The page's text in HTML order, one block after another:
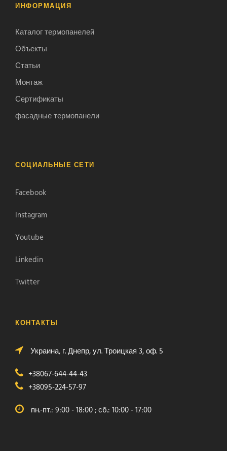
ИНФОРМАЦИЯ
Каталог термопанелей
Объекты
Статьи
Монтаж
Сертификаты
фасадные термопанели
СОЦИАЛЬНЫЕ СЕТИ
Facebook
Instagram
Youtube
Linkedin
Twitter
КОНТАКТЫ
Украина, г. Днепр, ул. Троицкая 3, оф. 5
+38067-644-44-43
+38095-224-57-97
пн.-пт.: 9:00 - 18:00 ; сб.: 10:00 - 17:00